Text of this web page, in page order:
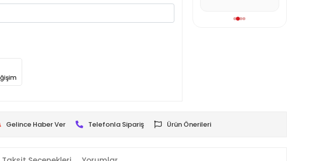
Gelince Haber Ver Telefonla Sipariş Ürün Önerileri